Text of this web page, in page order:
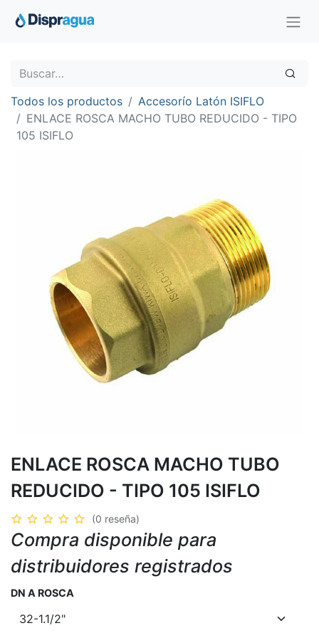
Todos los productos
Accesorío Latón ISIFLO
ENLACE ROSCA MACHO TUBO REDUCIDO - TIPO
105 ISIFLO
ENLACE ROSCA MACHO TUBO
REDUCIDO - TIPO 105 ISIFLO
(0 reseña)
Compra disponible para
distribuidores registrados
DN A ROSCA